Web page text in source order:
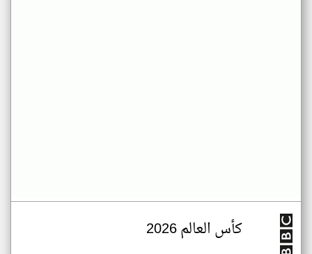
كأس العالم 2026